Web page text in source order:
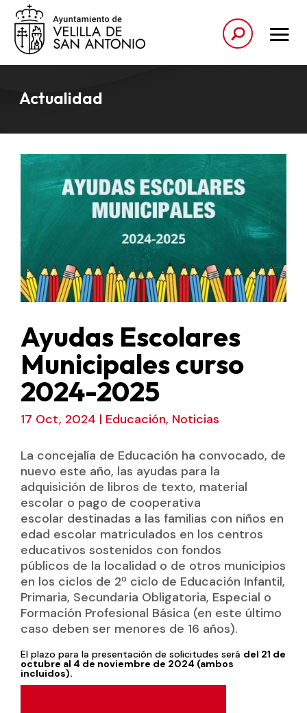
Actualidad
Ayudas Escolares
Municipales curso
2024-2025
17 Oct, 2024 | Educación, Noticias
La concejalía de Educación ha convocado, de
nuevo este año, las ayudas para la
adquisición de libros de texto, material
escolar o pago de cooperativa
escolar destinadas a las familias con niños en
edad escolar matriculados en los centros
educativos sostenidos con fondos
públicos de la localidad o de otros municipios
en los ciclos de 2º ciclo de Educación Infantil,
Primaria, Secundaria Obligatoria, Especial o
Formación Profesional Básica (en este último
caso deben ser menores de 16 años).
El plazo para la presentación de solicitudes será del 21 de
octubre al 4 de noviembre de 2024 (ambos
incluidos).